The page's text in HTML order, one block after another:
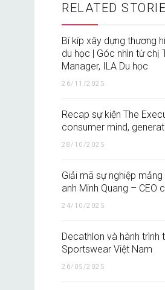
RELATED
Bí kíp xây dựng thương
du học | Góc nhìn từ chị
Manager, ILA Du học
26/11/2025
Recap sự kiện The
consumer mind,
28/10/2025
Giải mã sự nghiệp
anh Minh Quang –
24/10/2025
Decathlon và hành trình
Sportswear Việt Nam
26/05/2025